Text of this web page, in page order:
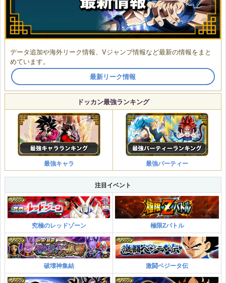
データ追加や海外リーク情報、Vジャンプ情報など最新の情報をまと
めています。
最新リーク情報
ドッカン最強ランキング
最強キャラ 最強パーティー
注目イベント
究極のレッドゾーン 極限Zバトル
破壊神集結 激闘ベジータ伝